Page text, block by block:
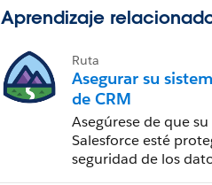
Aprendizaje
Ruta
Asegurar su
de CRM
Asegúrese de que
Salesforce esté
seguridad de los